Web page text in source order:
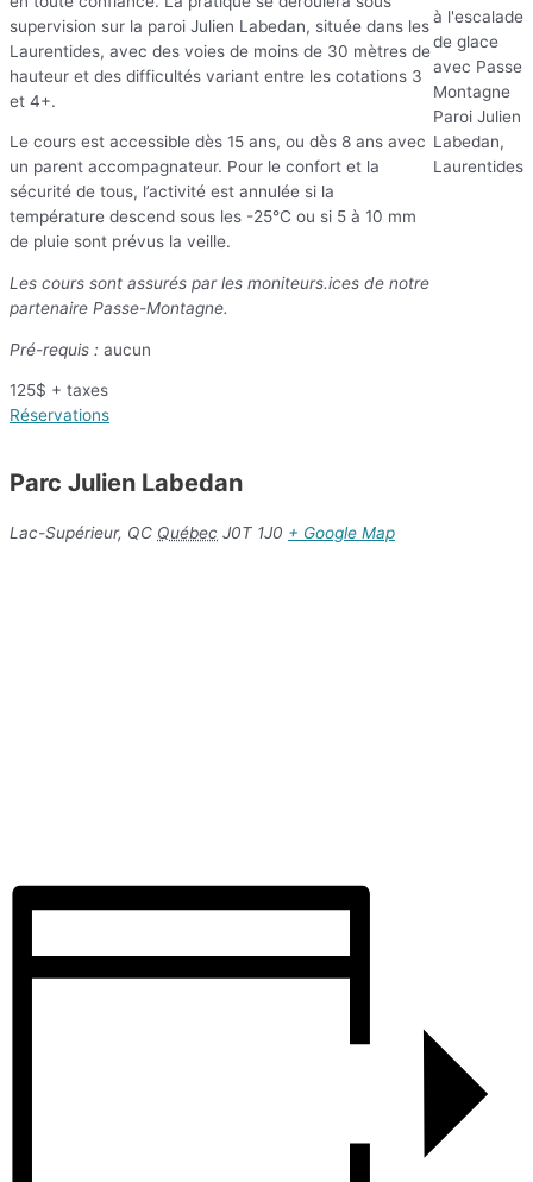
supervision sur la paroi Julien Labedan, située dans les
Laurentides, avec des voies de moins de 30 mètres de
hauteur et des difficultés variant entre les cotations 3
et 4+.
Le cours est accessible dès 15 ans, ou dès 8 ans avec
un parent accompagnateur. Pour le confort et la
sécurité de tous, l’activité est annulée si la
température descend sous les -25°C ou si 5 à 10 mm
de pluie sont prévus la veille.
Les cours sont assurés par les moniteurs.ices de notre
partenaire Passe-Montagne.
Pré-requis : aucun
125$ + taxes
Réservations
Parc Julien Labedan
Lac-Supérieur, QC Québec J0T 1J0 + Google Map